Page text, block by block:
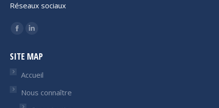
Réseaux sociaux
Trouvez nous sur :
Facebook
opens
window
LinkedIn
opens
in
window
SITE MAP
Accueil
Nous connaître